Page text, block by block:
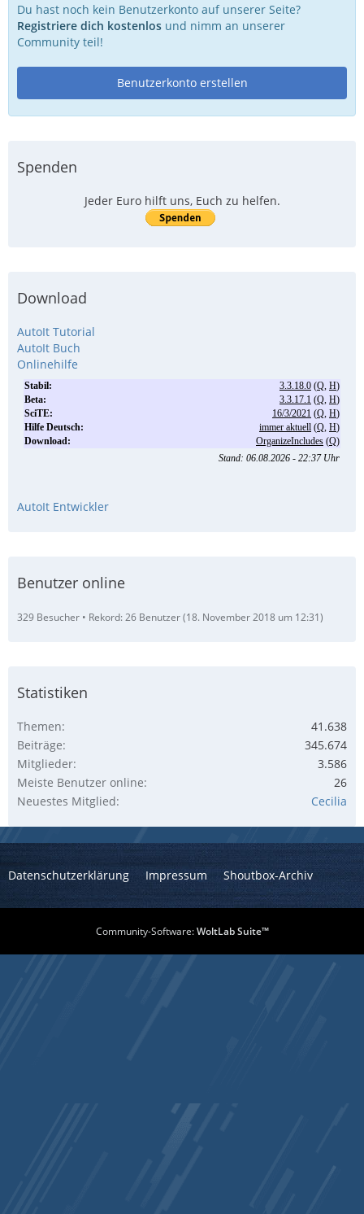
Du hast noch kein Benutzerkonto auf unserer Seite?
Registriere dich kostenlos und nimm an unserer
Community teil!
Benutzerkonto erstellen
Spenden
Jeder Euro hilft uns, Euch zu helfen.
Download
AutoIt Tutorial
AutoIt Buch
Onlinehilfe
AutoIt Entwickler
Benutzer online
329 Besucher Rekord: 26 Benutzer (18. November 2018 um 12:31)
Statistiken
Themen
41.638
Beiträge
345.674
Mitglieder
3.586
Meiste Benutzer online
26
Neuestes Mitglied
Cecilia
Datenschutzerklärung Impressum Shoutbox-Archiv
Community-Software:WoltLab Suite™